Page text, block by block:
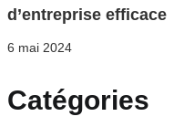
d’entreprise efficace
Posted
6 mai 2024
Catégories